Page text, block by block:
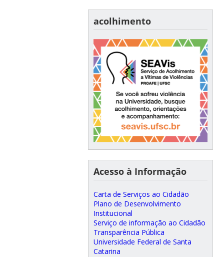
acolhimento
Acesso à Informação
Carta de Serviços ao Cidadão
Plano de Desenvolvimento
Institucional
Serviço de informação ao Cidadão
Transparência Pública
Universidade Federal de Santa
Catarina